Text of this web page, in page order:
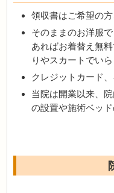
領収書はご希望の方
そのままのお洋服
あればお着替え無
りやスカートでい
クレジットカード
当院は開業以来、
の設置や施術ベッ